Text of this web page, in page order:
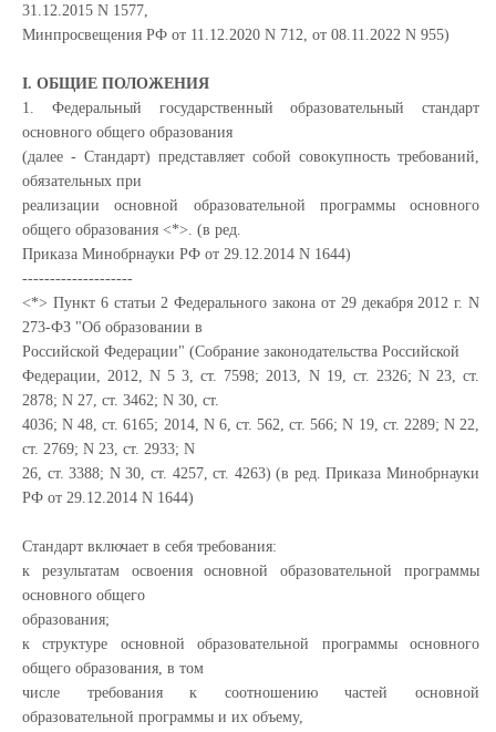
31.12.2015 N 1577,
Минпросвещения РФ от 11.12.2020 N 712, от 08.11.2022 N 955)
I. ОБЩИЕ ПОЛОЖЕНИЯ
1. Федеральный государственный образовательный стандарт
основного общего образования
(далее - Стандарт) представляет собой совокупность требований,
обязательных при
реализации основной образовательной программы основного
общего образования <*>. (в ред.
Приказа Минобрнауки РФ от 29.12.2014 N 1644)
--------------------
<*> Пункт 6 статьи 2 Федерального закона от 29 декабря 2012 г. N
273-ФЗ "Об образовании в
Российской Федерации" (Собрание законодательства Российской
Федерации, 2012, N 5 3, ст. 7598; 2013, N 19, ст. 2326; N 23, ст.
2878; N 27, ст. 3462; N 30, ст.
4036; N 48, ст. 6165; 2014, N 6, ст. 562, ст. 566; N 19, ст. 2289; N 22,
ст. 2769; N 23, ст. 2933; N
26, ст. 3388; N 30, ст. 4257, ст. 4263) (в ред. Приказа Минобрнауки
РФ от 29.12.2014 N 1644)
Стандарт включает в себя требования:
к результатам освоения основной образовательной программы
основного общего
образования;
к структуре основной образовательной программы основного
общего образования, в том
числе требования к соотношению частей основной
образовательной программы и их объему,